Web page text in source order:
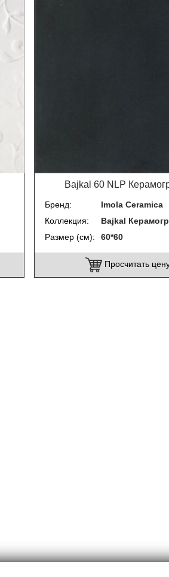
Bajkal 60 NLP
Бренд
Imola Ceramica
Коллекция
Bajkal
Размер (см)
60*60
Просчитать